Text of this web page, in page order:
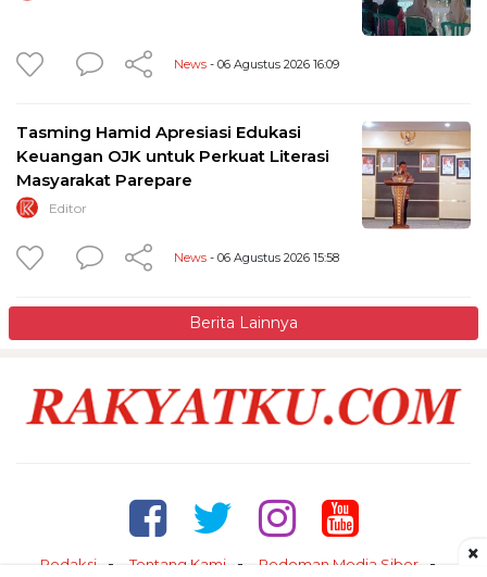
News - 06 Agustus 2026 16:09
Tasming Hamid Apresiasi Edukasi
Keuangan OJK untuk Perkuat Literasi
Masyarakat Parepare
Editor
News - 06 Agustus 2026 15:58
Berita Lainnya
Redaksi Tentang Kami Pedoman Media Siber ×